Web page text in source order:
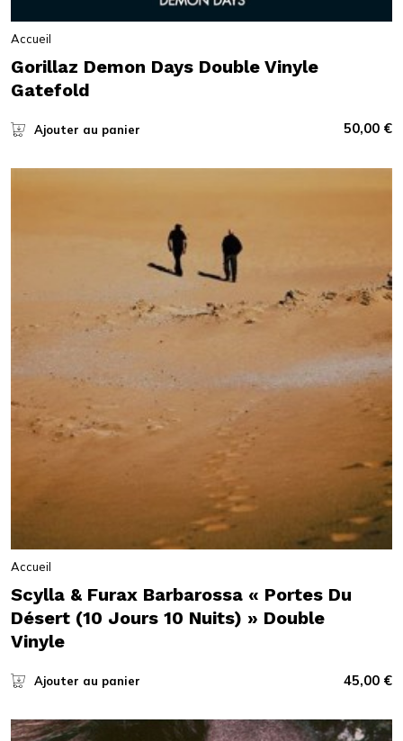
Accueil
Gorillaz Demon Days Double Vinyle
Gatefold
Ajouter au panier 50,00 €
Accueil
Scylla & Furax Barbarossa « Portes Du
Désert (10 Jours 10 Nuits) » Double
Vinyle
Ajouter au panier 45,00 €